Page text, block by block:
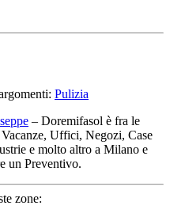
Pulizia
– Doremifasol è fra le
Uffici, Negozi, Case
e molto altro a Milano e
un Preventivo.
zone: